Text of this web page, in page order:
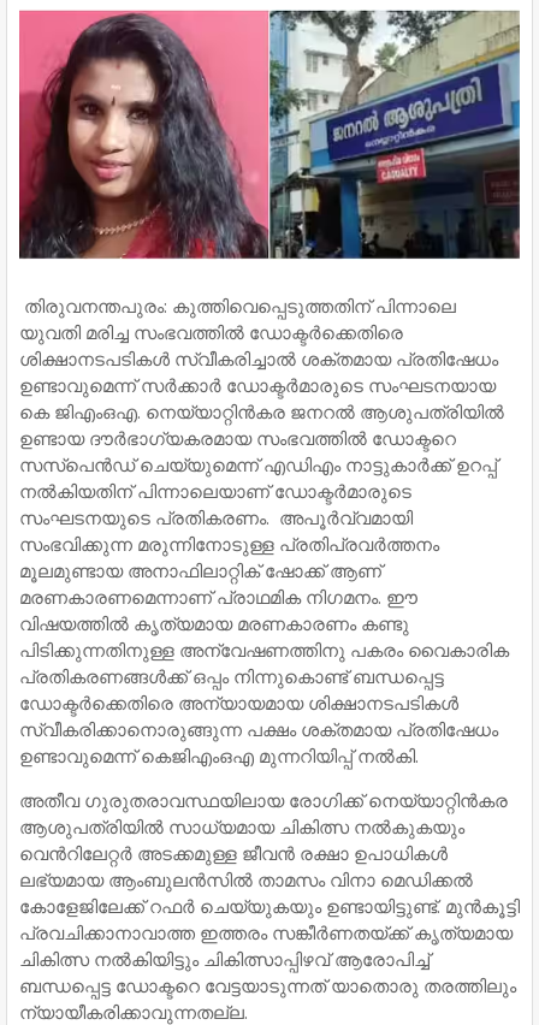
തിരുവനന്തപുരം: കുത്തിവെപ്പെ‌ടുത്തതിന് പിന്നാലെ
യുവതി മരിച്ച സംഭവത്തിൽ ഡോക്ടർക്കെതിരെ
ശിക്ഷാനടപടികൾ സ്വീകരിച്ചാൽ ശക്തമായ പ്രതിഷേധം
ഉണ്ടാവുമെന്ന് സർക്കാർ ഡോക്ടർമാരുടെ സംഘടനയായ
കെ ജിഎംഒഎ. നെയ്യാറ്റിൻകര ജനറൽ ആശുപത്രിയിൽ
ഉണ്ടായ ദൗർഭാഗ്യകരമായ സംഭവത്തിൽ ഡോക്ടറെ
സസ്പെൻഡ് ചെയ്യുമെന്ന് എഡിഎം നാട്ടുകാർക്ക് ഉറപ്പ്
നൽകിയതിന് പിന്നാലെയാണ് ഡോക്ടര്‍മാരുടെ
സംഘടനയുടെ പ്രതികരണം. അപൂർവ്വമായി
സംഭവിക്കുന്ന മരുന്നിനോടുള്ള പ്രതിപ്രവർത്തനം
മൂലമുണ്ടായ അനാഫിലാറ്റിക് ഷോക്ക് ആണ്
മരണകാരണമെന്നാണ് പ്രാഥമിക നിഗമനം. ഈ
വിഷയത്തിൽ കൃത്യമായ മരണകാരണം കണ്ടു
പിടിക്കുന്നതിനുള്ള അന്വേഷണത്തിനു പകരം വൈകാരിക
പ്രതികരണങ്ങൾക്ക് ഒപ്പം നിന്നുകൊണ്ട് ബന്ധപ്പെട്ട
ഡോക്ടർക്കെതിരെ അന്യായമായ ശിക്ഷാനടപടികൾ
സ്വീകരിക്കാനൊരുങ്ങുന്ന പക്ഷം ശക്തമായ പ്രതിഷേധം
ഉണ്ടാവുമെന്ന് കെജിഎംഒഎ മുന്നറിയിപ്പ് നൽകി.
അതീവ ഗുരുതരാവസ്ഥയിലായ രോഗിക്ക് നെയ്യാറ്റിൻകര
ആശുപത്രിയിൽ സാധ്യമായ ചികിത്സ നൽകുകയും
വെന്‍റിലേറ്റര്‍ അടക്കമുള്ള ജീവൻ രക്ഷാ ഉപാധികൾ
ലഭ്യമായ ആംബുലൻസിൽ താമസം വിനാ മെഡിക്കൽ
കോളേജിലേക്ക് റഫർ ചെയ്യുകയും ഉണ്ടായിട്ടുണ്ട്. മുൻകൂട്ടി
പ്രവചിക്കാനാവാത്ത ഇത്തരം സങ്കീർണതയ്ക്ക് കൃത്യമായ
ചികിത്സ നൽകിയിട്ടും ചികിത്സാപ്പിഴവ് ആരോപിച്ച്
ബന്ധപ്പെട്ട ഡോക്ടറെ വേട്ടയാടുന്നത് യാതൊരു തരത്തിലും
ന്യായീകരിക്കാവുന്നതല്ല.